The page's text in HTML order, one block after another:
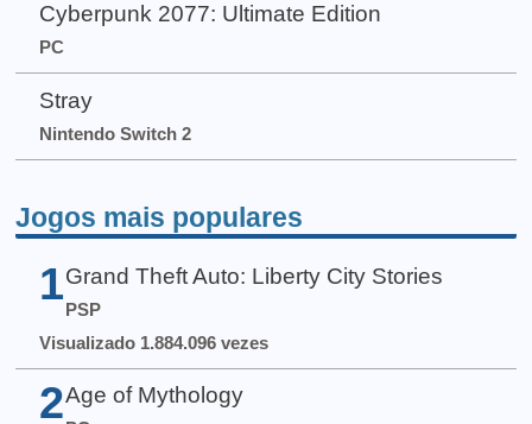
Cyberpunk 2077: Ultimate Edition
PC
Stray
Nintendo Switch 2
Jogos mais populares
1 Grand Theft Auto: Liberty City Stories
PSP
Visualizado 1.884.096 vezes
2 Age of Mythology